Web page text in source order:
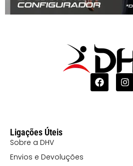
Ligações Úteis
Sobre a DHV
Envios e Devoluções